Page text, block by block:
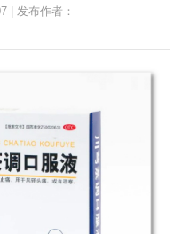
| 发布作者：